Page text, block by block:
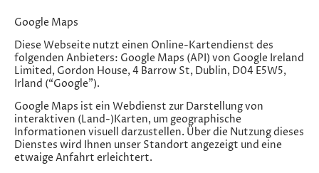
Google Maps
Diese Webseite nutzt einen Online-Kartendienst des
folgenden Anbieters: Google Maps (API) von Google Ireland
Limited, Gordon House, 4 Barrow St, Dublin, D04 E5W5,
Irland (“Google”).
Google Maps ist ein Webdienst zur Darstellung von
interaktiven (Land-)Karten, um geographische
Informationen visuell darzustellen. Über die Nutzung dieses
Dienstes wird Ihnen unser Standort angezeigt und eine
etwaige Anfahrt erleichtert.